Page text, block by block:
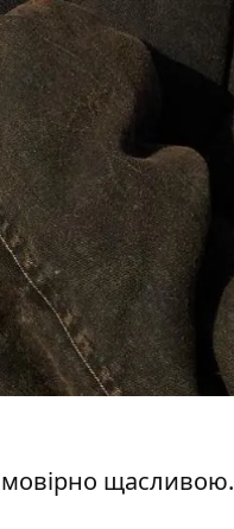
щасливою.